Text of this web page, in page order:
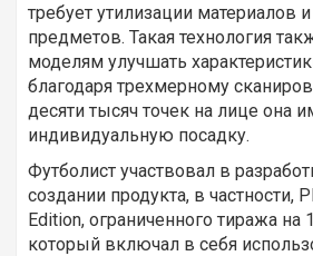
требует утилизации материалов
предметов. Такая технология
моделям улучшать
благодаря трехмерному
десяти тысяч точек на лице она
индивидуальную посадку.
Футболист участвовал в
создании продукта, в частности,
Edition, ограниченного тиража на
который включал в себя